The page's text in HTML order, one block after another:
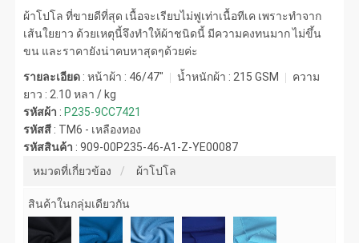
ผ้าโปโล ที่ขายดีที่สุด เนื้อจะเรียบไม่ฟูเท่าเนื้อทีเค เพราะทำจาก
เส้นใยยาว ด้วยเหตุนี้จึงทำให้ผ้าชนิดนี้ มีความคงทนมาก ไม่ขึ้น
ขน และราคายังน่าคบหาสุดๆด้วยค่ะ
รายละเอียด : หน้าผ้า : 46/47" น้ำหนักผ้า : 215 GSM
ความ
ยาว : 2.10 หลา / kg
รหัสผ้า :P235-9CC7421
รหัสสี : TM6 - เหลืองทอง
รหัสสินค้า :909-00P235-46-A1-Z-YE00087
หมวดที่เกี่ยวข้อง
ผ้าโปโล
สินค้าในกลุ่มเดียวกัน